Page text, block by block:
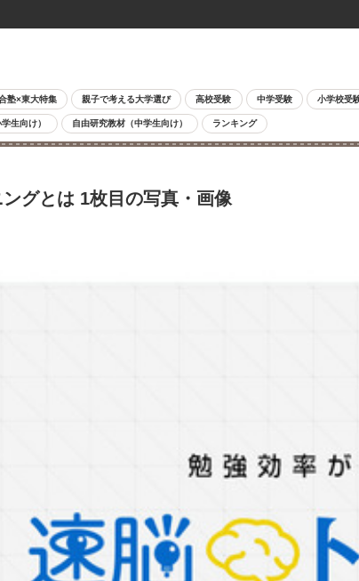
塾×東大特集 親子で考える大学選び 高校受験 中学受験 小学校受
生向け） 自由研究教材（中学生向け） ランキング
グとは 1枚目の写真・画像